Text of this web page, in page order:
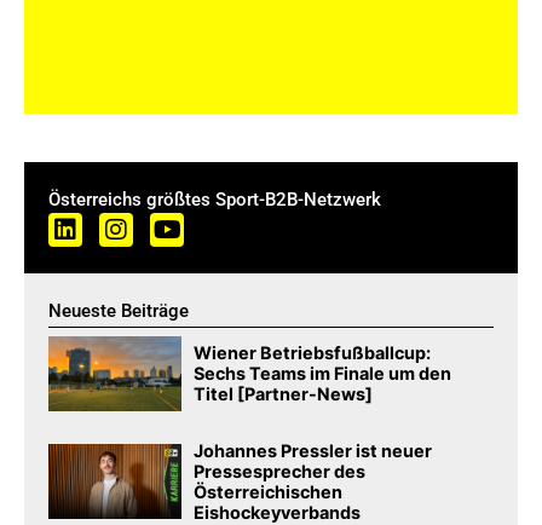
Österreichs größtes Sport-B2B-Netzwerk
Neueste Beiträge
Wiener Betriebsfußballcup:
Sechs Teams im Finale um den
Titel [Partner-News]
Johannes Pressler ist neuer
Pressesprecher des
Österreichischen
Eishockeyverbands